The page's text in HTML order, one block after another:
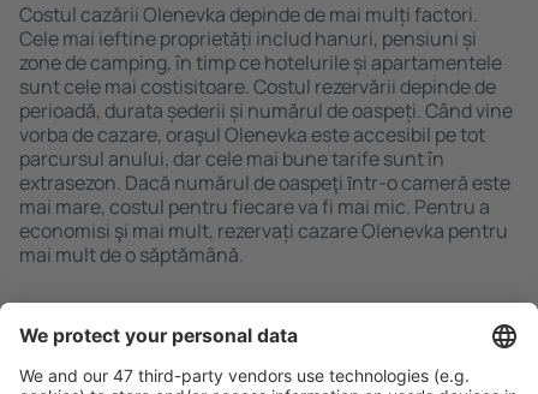
Costul cazării Olenevka depinde de mai mulți factori.
Cele mai ieftine proprietăți includ hanuri, pensiuni și
zone de camping, în timp ce hotelurile și apartamentele
sunt cele mai costisitoare. Costul rezervării depinde de
perioadă, durata șederii și numărul de oaspeți. Când vine
vorba de cazare, oraşul Olenevka este accesibil pe tot
parcursul anului, dar cele mai bune tarife sunt în
extrasezon. Dacă numărul de oaspeţi ȋntr-o cameră este
mai mare, costul pentru fiecare va fi mai mic. Pentru a
economisi şi mai mult, rezervați cazare Olenevka pentru
mai mult de o săptămână.
Caută rapid şi uşor